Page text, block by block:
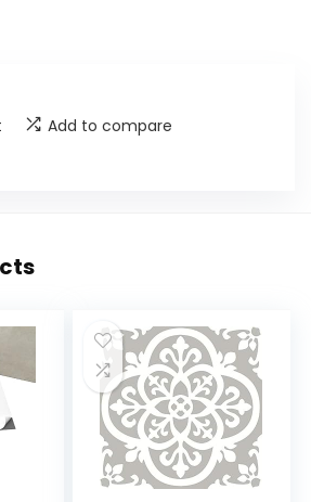
Add to compare